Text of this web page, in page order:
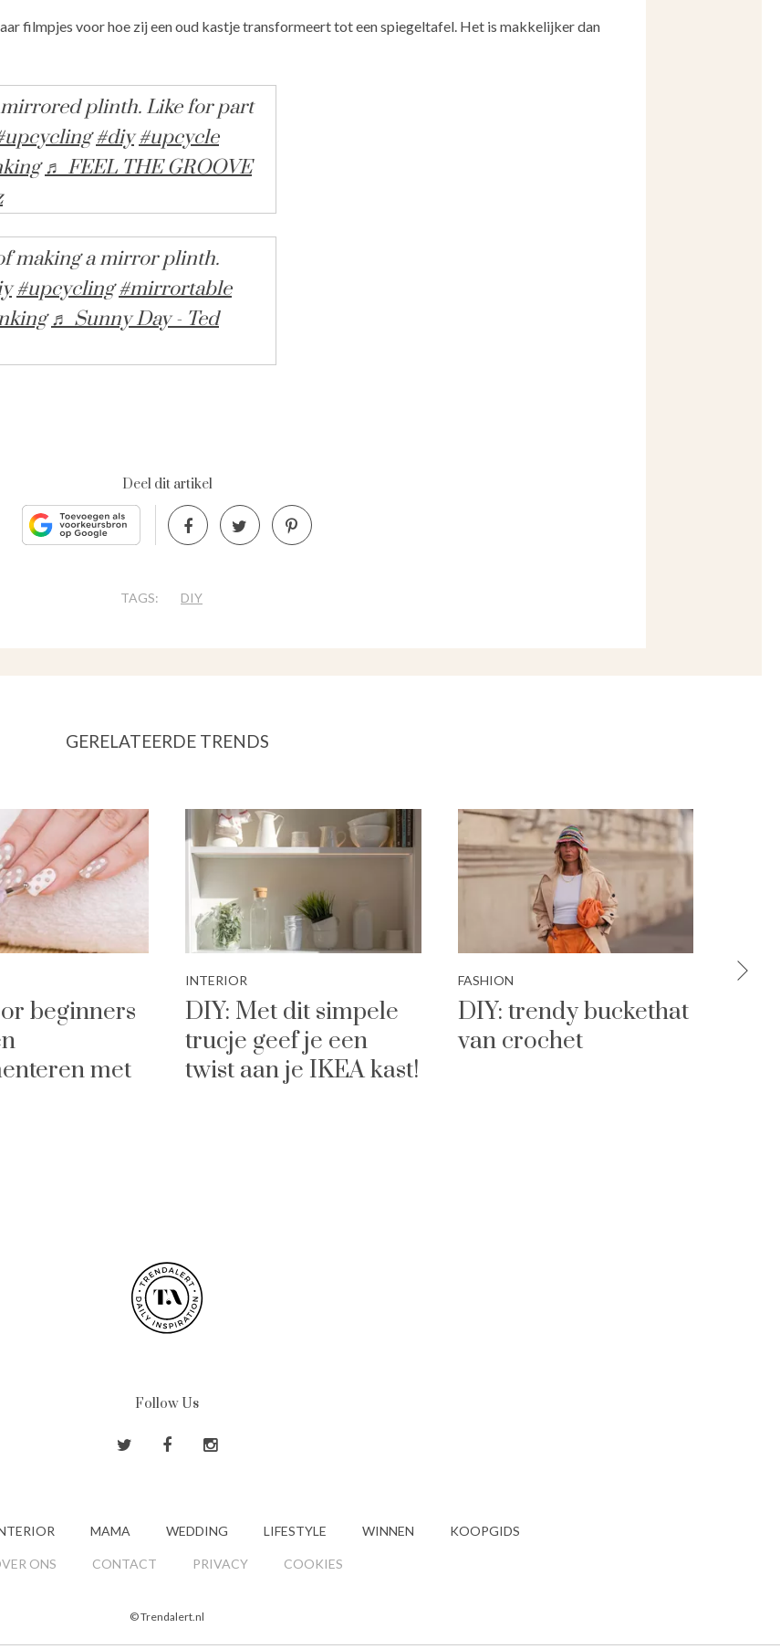
filmpjes voor hoe zij een oud kastje transformeert tot een spiegeltafel. Het is makkelijker dan
plinth. Like for part
#diy #upcycle
♬ FEEL THE GROOVE
making a mirror plinth.
#upcycling #mirrortable
♬ Sunny Day - Ted
Deel dit artikel
TAGS: DIY
GERELATEERDE TRENDS
beginners
met
INTERIOR
DIY: Met dit simpele
trucje geef je een
twist aan je IKEA kast!
FASHION
DIY: trendy buckethat
van crochet
Follow Us
MAMA WEDDING LIFESTYLE WINNEN KOOPGIDS
ONS CONTACT PRIVACY COOKIES
© Trendalert.nl